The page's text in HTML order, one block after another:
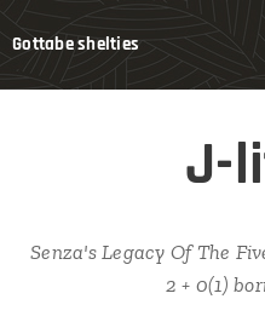
Gottabe shelties
J-
Senza's Legacy Of The
2 + 0(1)